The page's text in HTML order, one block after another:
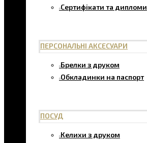
Сертифікати та дипломи
ПЕРСОНАЛЬНІ АКСЕСУАРИ
Брелки з друком
Обкладинки на паспорт
ПОСУД
Келихи з друком